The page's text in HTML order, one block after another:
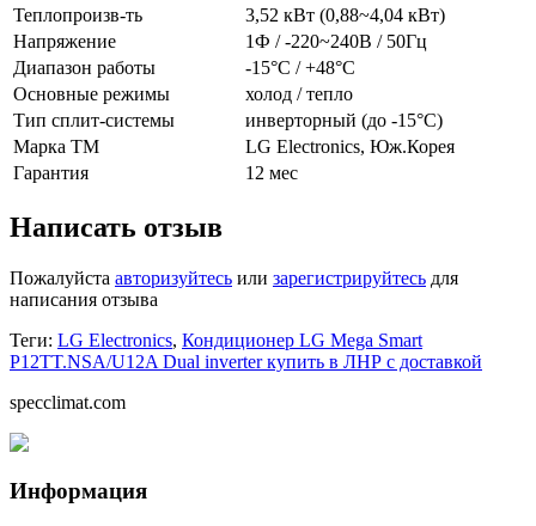
Теплопроизв-ть
3,52 кВт (0,88~4,04 кВт)
Напряжение
1Ф / -220~240В / 50Гц
Диапазон работы
-15°С / +48°С
Основные режимы
холод / тепло
Тип сплит-системы
инверторный (до -15°С)
Марка ТМ
LG Electronics, Юж.Корея
Гарантия
12 мес
Написать отзыв
Пожалуйста авторизуйтесь или зарегистрируйтесь для
написания отзыва
Теги: LG Electronics, Кондиционер LG Mega Smart
P12TT.NSA/U12A Dual inverter купить в ЛНР с доставкой
specclimat.com
Информация